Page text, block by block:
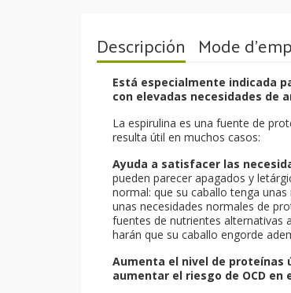
Descripción Mode
Está especialmente indicada
con elevadas necesidades de
La espirulina es una fuente de
resulta útil en muchos casos:
Ayuda a satisfacer las
pueden parecer apagados y
normal: que su caballo tenga
unas necesidades normales de
fuentes de nutrientes alternativas
harán que su caballo engorde
Aumenta el nivel de proteínas
aumentar el riesgo de OCD en